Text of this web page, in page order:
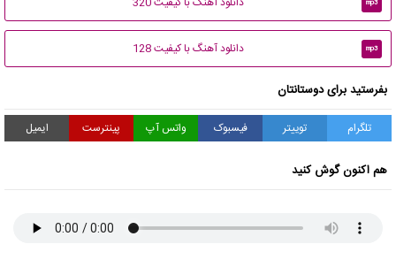
mp3
mp3 دانلود آهنگ با کیفیت 128
بفرستید برای دوستانتان
تلگرام توییتر فیسبوک واتس آپ پینترست ایمیل
هم اکنون گوش کنید